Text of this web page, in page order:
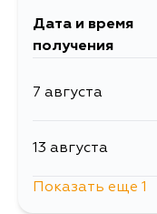
Дата и время
получения
7 августа
13 августа
Показать еще 1